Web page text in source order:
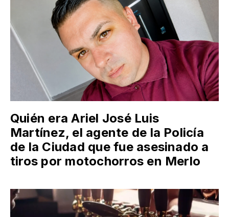
Quién era Ariel José Luis
Martínez, el agente de la Policía
de la Ciudad que fue asesinado a
tiros por motochorros en Merlo